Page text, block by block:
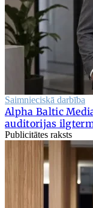
Saimnieciskā darbība
Alpha Baltic
auditorijas
Publicitātes raksts